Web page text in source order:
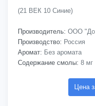
(21 ВЕК 10 Синие)
Производитель: ООО
Производство: Россия
Аромат: Без аромата
Содержание смолы: 8 мг
Цена